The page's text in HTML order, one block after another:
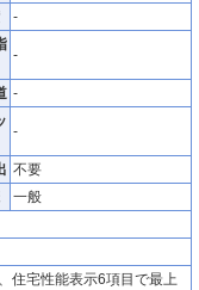
-
-
-
-
不要
一般
住宅性能表示6項目で最上